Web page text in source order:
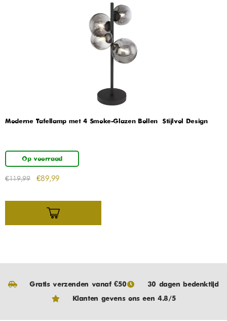
Moderne Tafellamp met 4 Smoke-Glazen Bollen – Stijlvol Design
Op voorraad
€119,99 €89,99
Gratis verzenden vanaf €50
30 dagen bedenktijd
Klanten gevens ons een 4.8/5